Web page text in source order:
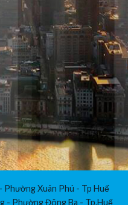
Xuân Phú - Tp Huế
- Phường Đông Ba - Tp.Huế